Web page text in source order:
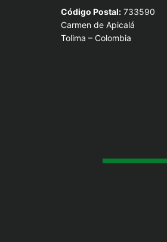
Código Postal: 733590
Carmen de Apicalá
Tolima – Colombia